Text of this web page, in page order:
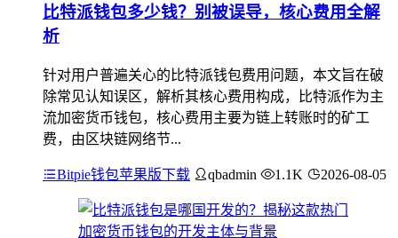
比特派钱包多少钱？别被误导，核心费用全解
析
针对用户普遍关心的比特派钱包费用问题，本文旨在破
除常见认知误区，解析其核心费用构成，比特派作为主
流加密货币钱包，核心费用主要为链上转账时的矿工
费，由区块链网络节...
Bitpie钱包苹果版下载 qbadmin 1.1K 2026-08-05